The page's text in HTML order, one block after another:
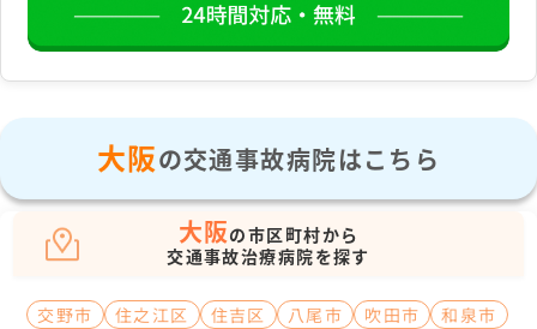
大阪の交通事故病院はこちら
大阪の市区町村から
交通事故治療病院を探す
交野市 住之江区 住吉区 八尾市 吹田市
和泉市